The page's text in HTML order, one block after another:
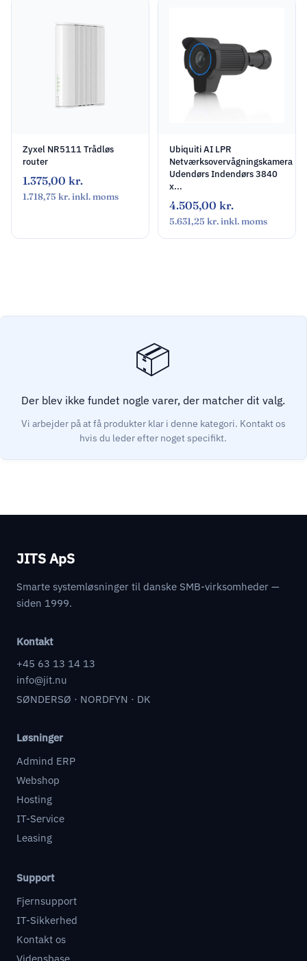
Zyxel NR5111 Trådløs
router
1.375,00 kr.
1.718,75 kr.inkl. moms
Ubiquiti AI LPR
Netværksovervågningskamera
Udendørs Indendørs 3840
x...
4.505,00 kr.
5.631,25 kr.inkl. moms
Der blev ikke fundet nogle varer, der matcher dit valg.
JITS ApS
Smarte systemløsninger til danske SMB-virksomheder —
siden 1999.
Kontakt
+45 63 13 14 13
info@jit.nu
SØNDERSØ · NORDFYN · DK
Løsninger
Admind ERP
Webshop
Hosting
IT-Service
Leasing
Support
Fjernsupport
IT-Sikkerhed
Kontakt os
Vidensbase